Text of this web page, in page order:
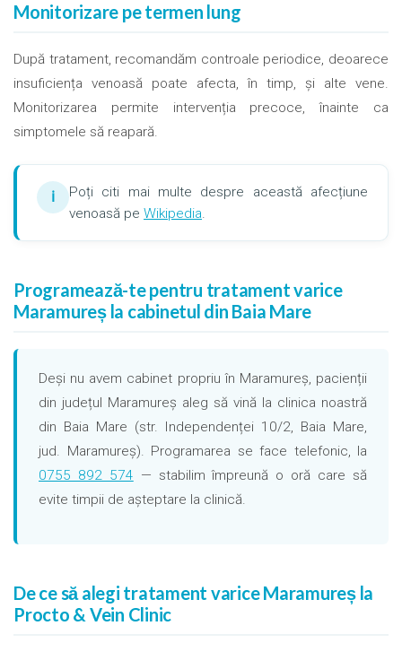
Monitorizare pe termen lung
După tratament, recomandăm controale periodice, deoarece
insuficiența venoasă poate afecta, în timp, și alte vene.
Monitorizarea permite intervenția precoce, înainte ca
simptomele să reapară.
ℹ
Poți citi mai multe despre această afecțiune
venoasă pe Wikipedia.
Programează-te pentru tratament varice
Maramureș la cabinetul din Baia Mare
Deși nu avem cabinet propriu în Maramureș, pacienții
din județul Maramureș aleg să vină la clinica noastră
din Baia Mare (str. Independenței 10/2, Baia Mare,
jud. Maramureș). Programarea se face telefonic, la
0755 892 574 — stabilim împreună o oră care să
evite timpii de așteptare la clinică.
De ce să alegi tratament varice Maramureș la
Procto & Vein Clinic